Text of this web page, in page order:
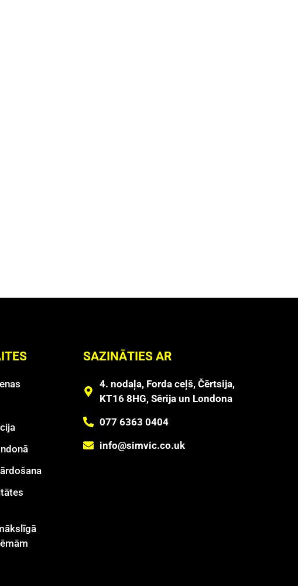
SAZINĀTIES AR
4. nodaļa, Forda ceļš, Čērtsija,
KT16 8HG, Sērija un Londona
077 6363 0404
info@simvic.co.uk